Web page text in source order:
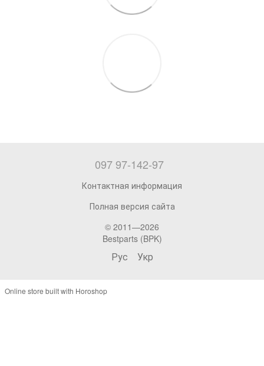
097 97-142-97
Контактная информация
Полная версия сайта
© 2011—2026
Bestparts (BPK)
Рус Укр
Online store built with Horoshop